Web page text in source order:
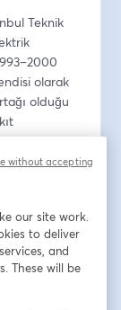
Teknik
olarak
olduğu
kurulum,
2007
SMM
Ex007,
our site work.
to deliver
and
These will be
without accepting